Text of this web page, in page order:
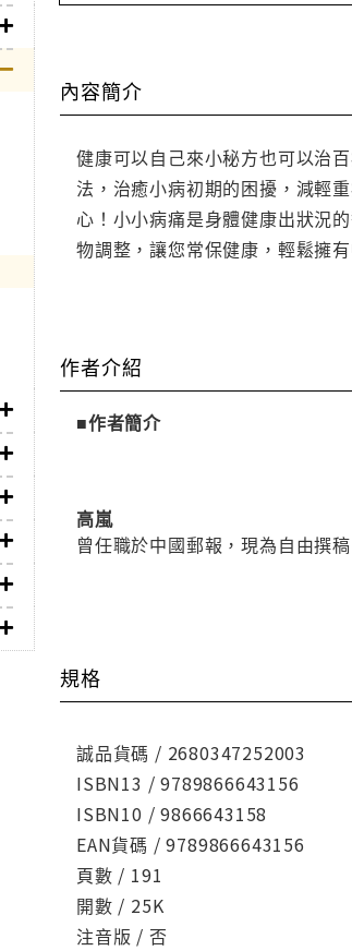
內容簡介
健康可以自己來小秘方也可以治
法，治癒小病初期的困擾，減輕
心！小小病痛是身體健康出狀況
物調整，讓您常保健康，輕鬆擁
作者介紹
■作者簡介
高嵐
曾任職於中國郵報，現為自由撰
規格
誠品貨碼 / 2680347252003
ISBN13 / 9789866643156
ISBN10 / 9866643158
EAN貨碼 / 9789866643156
頁數 / 191
開數 / 25K
注音版 / 否